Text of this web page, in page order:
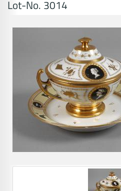
Lot-No. 3014